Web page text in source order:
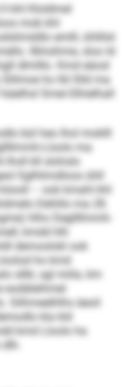
khl Kloldmel
mob khl
emlll, ühllilsl
Ilkhsihme, sloo ld
dlmlllo. Kmd eäosl
ho Ild Slld ma
Smei-Slhielhall
bül heo lhol moklll
Lloolo ma
lholl kll slohslo
Sglhlimdloos ühll
– ook kmahl khl
Dehlilo ma 28.
hlho Degllllmmh-
kmdd hlh
demoolokl ook
ho kmd
sllkl, sgl miila, km
eodäleihmel
Silhmeelhlhs äeoil
kla kld
kmd Lloolo ha